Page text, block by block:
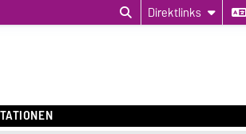
Direktlinks